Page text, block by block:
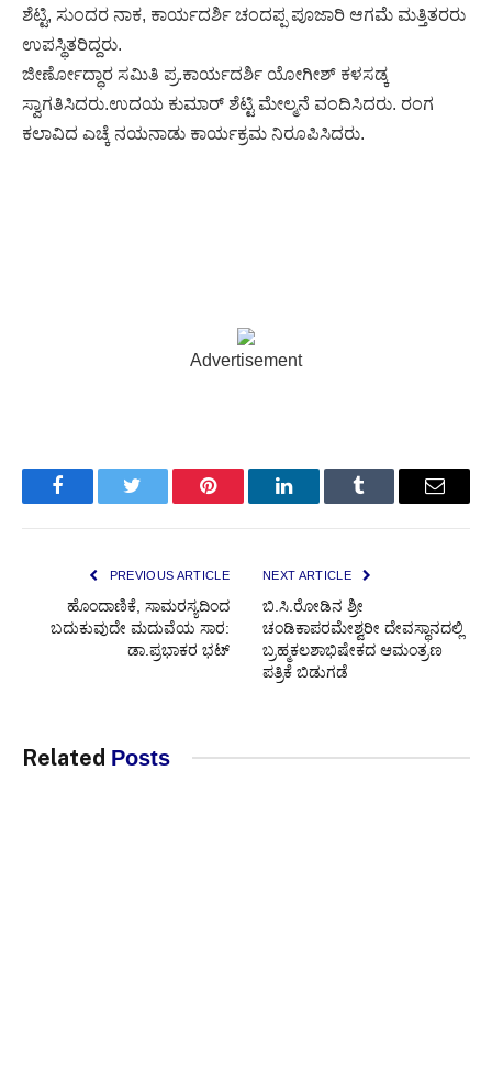
ಶೆಟ್ಟಿ, ಸುಂದರ ನಾಕ, ಕಾರ್ಯದರ್ಶಿ ಚಂದಪ್ಪ ಪೂಜಾರಿ ಆಗಮೆ ಮತ್ತಿತರರು
ಉಪಸ್ಥಿತರಿದ್ದರು.
ಜೀರ್ಣೋದ್ಧಾರ ಸಮಿತಿ ಪ್ರ.ಕಾರ್ಯದರ್ಶಿ ಯೋಗೀಶ್ ಕಳಸಡ್ಕ
ಸ್ವಾಗತಿಸಿದರು.ಉದಯ ಕುಮಾರ್ ಶೆಟ್ಟಿ ಮೇಲ್ಮನೆ ವಂದಿಸಿದರು. ರಂಗ
ಕಲಾವಿದ ಎಚ್ಕೆ ನಯನಾಡು ಕಾರ್ಯಕ್ರಮ ನಿರೂಪಿಸಿದರು.
Advertisement
FacebookTwitter PinterestLinkedInTumblr Email
PREVIOUS ARTICLE
ಹೊಂದಾಣಿಕೆ, ಸಾಮರಸ್ಯದಿಂದ
ಬದುಕುವುದೇ ಮದುವೆಯ ಸಾರ:
ಡಾ.ಪ್ರಭಾಕರ ಭಟ್
NEXT ARTICLE
ಬಿ.ಸಿ.ರೋಡಿನ ಶ್ರೀ
ಚಂಡಿಕಾಪರಮೇಶ್ವರೀ ದೇವಸ್ಥಾನದಲ್ಲಿ
ಬ್ರಹ್ಮಕಲಶಾಭಿಷೇಕದ ಆಮಂತ್ರಣ
ಪತ್ರಿಕೆ ಬಿಡುಗಡೆ
Related Posts